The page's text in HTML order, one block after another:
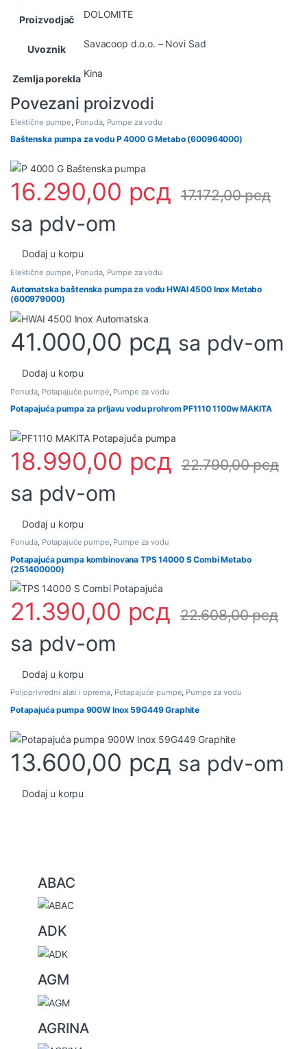
Proizvodjač
DOLOMITE
Uvoznik Savacoop d.o.o. – Novi Sad
Zemlja porekla Kina
Povezani proizvodi
Elektične pumpe Ponuda, Pumpe za vodu
Baštenska pumpa za vodu P 4000 G Metabo (600964000)
16.290,00 рсд 17.172,00рсд
sa pdv-om
Dodaj u korpu
Elektične pumpe Ponuda, Pumpe za vodu
Automatska baštenska pumpa za vodu HWAI 4500 Inox Metabo
(600979000)
41.000,00 рсд sa pdv-om
Dodaj u korpu
Ponuda, Potapajuće pumpe, Pumpe za vodu
Potapajuća pumpa za prljavu vodu prohrom PF1110 1100w MAKITA
18.990,00 рсд 22.790,00рсд
sa pdv-om
Dodaj u korpu
Ponuda, Potapajuće pumpe, Pumpe za vodu
Potapajuća pumpa kombinovana TPS 14000 S Combi Metabo
(251400000)
21.390,00 рсд 22.608,00рсд
sa pdv-om
Dodaj u korpu
Poljoprivredni alati i oprema, Potapajuće pumpe, Pumpe za vodu
Potapajuća pumpa 900W Inox 59G449 Graphite
13.600,00 рсд sa pdv-om
Dodaj u korpu
ABAC
ADK
AGM
AGRINA